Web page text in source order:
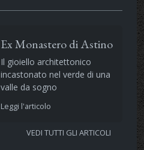
Ex Monastero di Astino
Il gioiello architettonico
incastonato nel verde di una
valle da sogno
Leggi l'articolo
VEDI TUTTI GLI ARTICOLI